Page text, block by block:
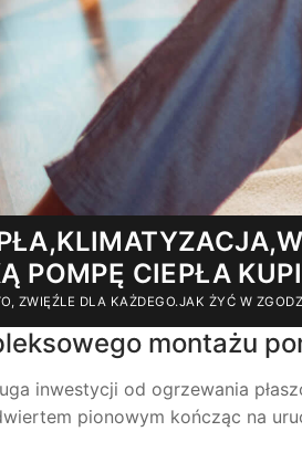
POMPĘ CIEPŁA
ZWIĘŹLE DLA KAŻDEGO.JAK ŻYĆ W
montażu
inwestycji od ogrzewania
pionowym kończąc na